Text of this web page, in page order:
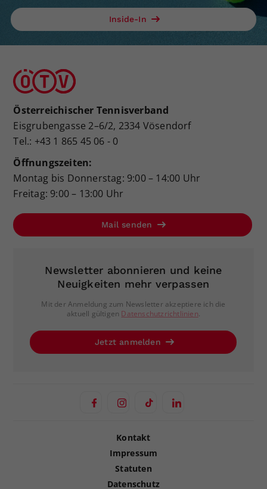
Inside-In
Österreichischer Tennisverband
Eisgrubengasse 2–6/2, 2334 Vösendorf
Tel.: +43 1 865 45 06 - 0
Öffnungszeiten:
Montag bis Donnerstag: 9:00 – 14:00 Uhr
Freitag: 9:00 – 13:00 Uhr
Mail senden
Newsletter abonnieren und keine
Neuigkeiten mehr verpassen
Mit der Anmeldung zum Newsletter akzeptiere ich die
aktuell gültigen Datenschutzrichtlinien.
Jetzt anmelden
Kontakt
Impressum
Statuten
Datenschutz